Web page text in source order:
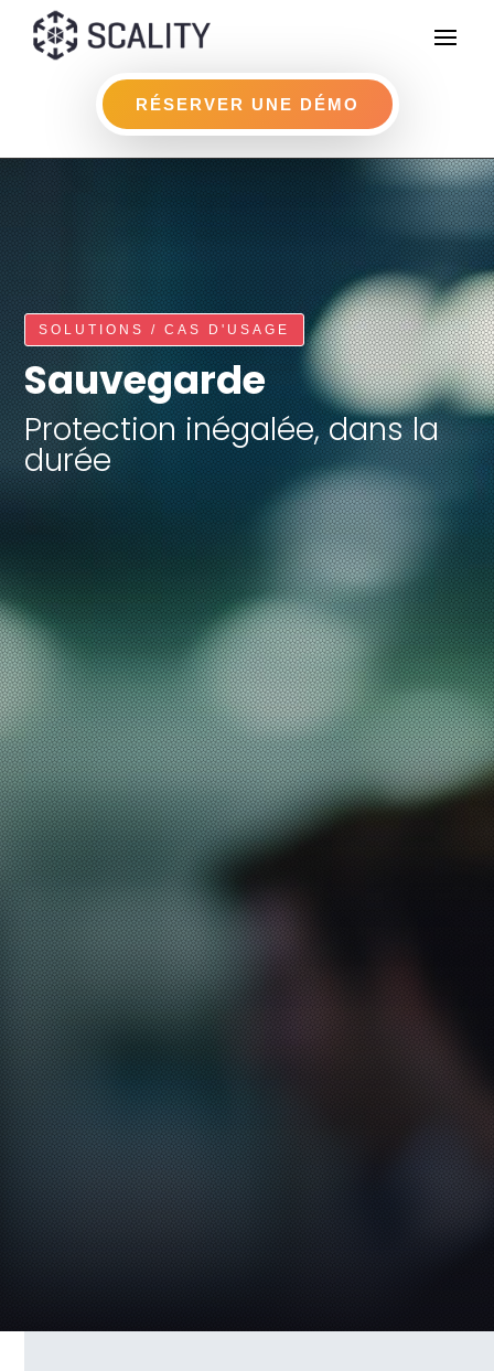
RÉSERVER UNE DÉMO
SOLUTIONS / CAS D'USAGE
Sauvegarde
Protection inégalée, dans la
durée